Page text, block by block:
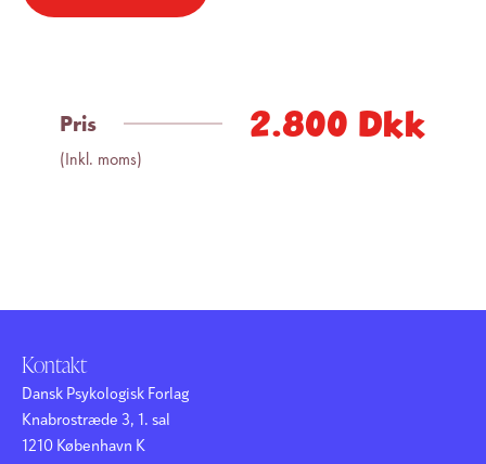
Pris 2.800 Dkk
(Inkl. moms)
Kontakt
Dansk Psykologisk Forlag
Knabrostræde 3, 1. sal
1210 København K